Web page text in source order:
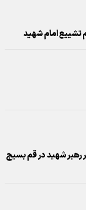
تشییع امام شهید
رهبر شهید در قم بسیج